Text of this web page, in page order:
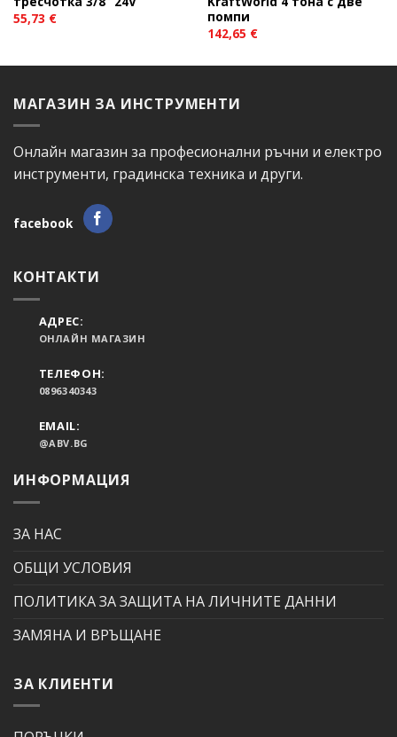
55,73 €
помпи
142,65 €
МАГАЗИН ЗА ИНСТРУМЕНТИ
Онлайн магазин за професионални ръчни и електро
инструменти, градинска техника и други.
facebook
КОНТАКТИ
АДРЕС:
ОНЛАЙН МАГАЗИН
ТЕЛЕФОН:
0896340343
EMAIL:
@ABV.BG
ИНФОРМАЦИЯ
ЗА НАС
ОБЩИ УСЛОВИЯ
ПОЛИТИКА ЗА ЗАЩИТА НА ЛИЧНИТЕ ДАННИ
ЗАМЯНА И ВРЪЩАНЕ
ЗА КЛИЕНТИ